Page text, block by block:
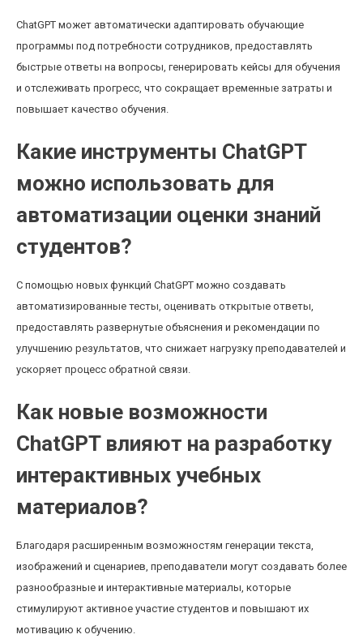
ChatGPT может автоматически адаптировать обучающие
программы под потребности сотрудников, предоставлять
быстрые ответы на вопросы, генерировать кейсы для обучения
и отслеживать прогресс, что сокращает временные затраты и
повышает качество обучения.
Какие инструменты ChatGPT
можно использовать для
автоматизации оценки знаний
студентов?
С помощью новых функций ChatGPT можно создавать
автоматизированные тесты, оценивать открытые ответы,
предоставлять развернутые объяснения и рекомендации по
улучшению результатов, что снижает нагрузку преподавателей и
ускоряет процесс обратной связи.
Как новые возможности
ChatGPT влияют на разработку
интерактивных учебных
материалов?
Благодаря расширенным возможностям генерации текста,
изображений и сценариев, преподаватели могут создавать более
разнообразные и интерактивные материалы, которые
стимулируют активное участие студентов и повышают их
мотивацию к обучению.